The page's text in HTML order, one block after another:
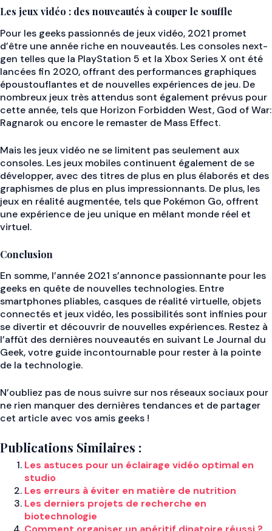
Les jeux vidéo : des nouveautés à couper le souffle
Pour les geeks passionnés de jeux vidéo, 2021 promet
d’être une année riche en nouveautés. Les consoles next-
gen telles que la PlayStation 5 et la Xbox Series X ont été
lancées fin 2020, offrant des performances graphiques
époustouflantes et de nouvelles expériences de jeu. De
nombreux jeux très attendus sont également prévus pour
cette année, tels que Horizon Forbidden West, God of War:
Ragnarok ou encore le remaster de Mass Effect.
Mais les jeux vidéo ne se limitent pas seulement aux
consoles. Les jeux mobiles continuent également de se
développer, avec des titres de plus en plus élaborés et des
graphismes de plus en plus impressionnants. De plus, les
jeux en réalité augmentée, tels que Pokémon Go, offrent
une expérience de jeu unique en mêlant monde réel et
virtuel.
Conclusion
En somme, l’année 2021 s’annonce passionnante pour les
geeks en quête de nouvelles technologies. Entre
smartphones pliables, casques de réalité virtuelle, objets
connectés et jeux vidéo, les possibilités sont infinies pour
se divertir et découvrir de nouvelles expériences. Restez à
l’affût des dernières nouveautés en suivant Le Journal du
Geek, votre guide incontournable pour rester à la pointe
de la technologie.
N’oubliez pas de nous suivre sur nos réseaux sociaux pour
ne rien manquer des dernières tendances et de partager
cet article avec vos amis geeks !
Publications Similaires :
Les astuces pour un éclairage vidéo optimal en
studio
Les erreurs à éviter en matière de nutrition
Les derniers projets de recherche en
biotechnologie